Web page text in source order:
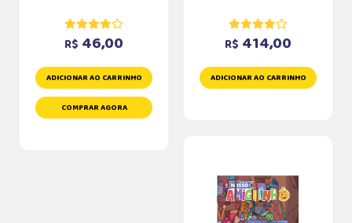
R$ 46,00
ADICIONAR AO CARRINHO
COMPRAR AGORA
R$ 414,00
ADICIONAR AO CARRINHO